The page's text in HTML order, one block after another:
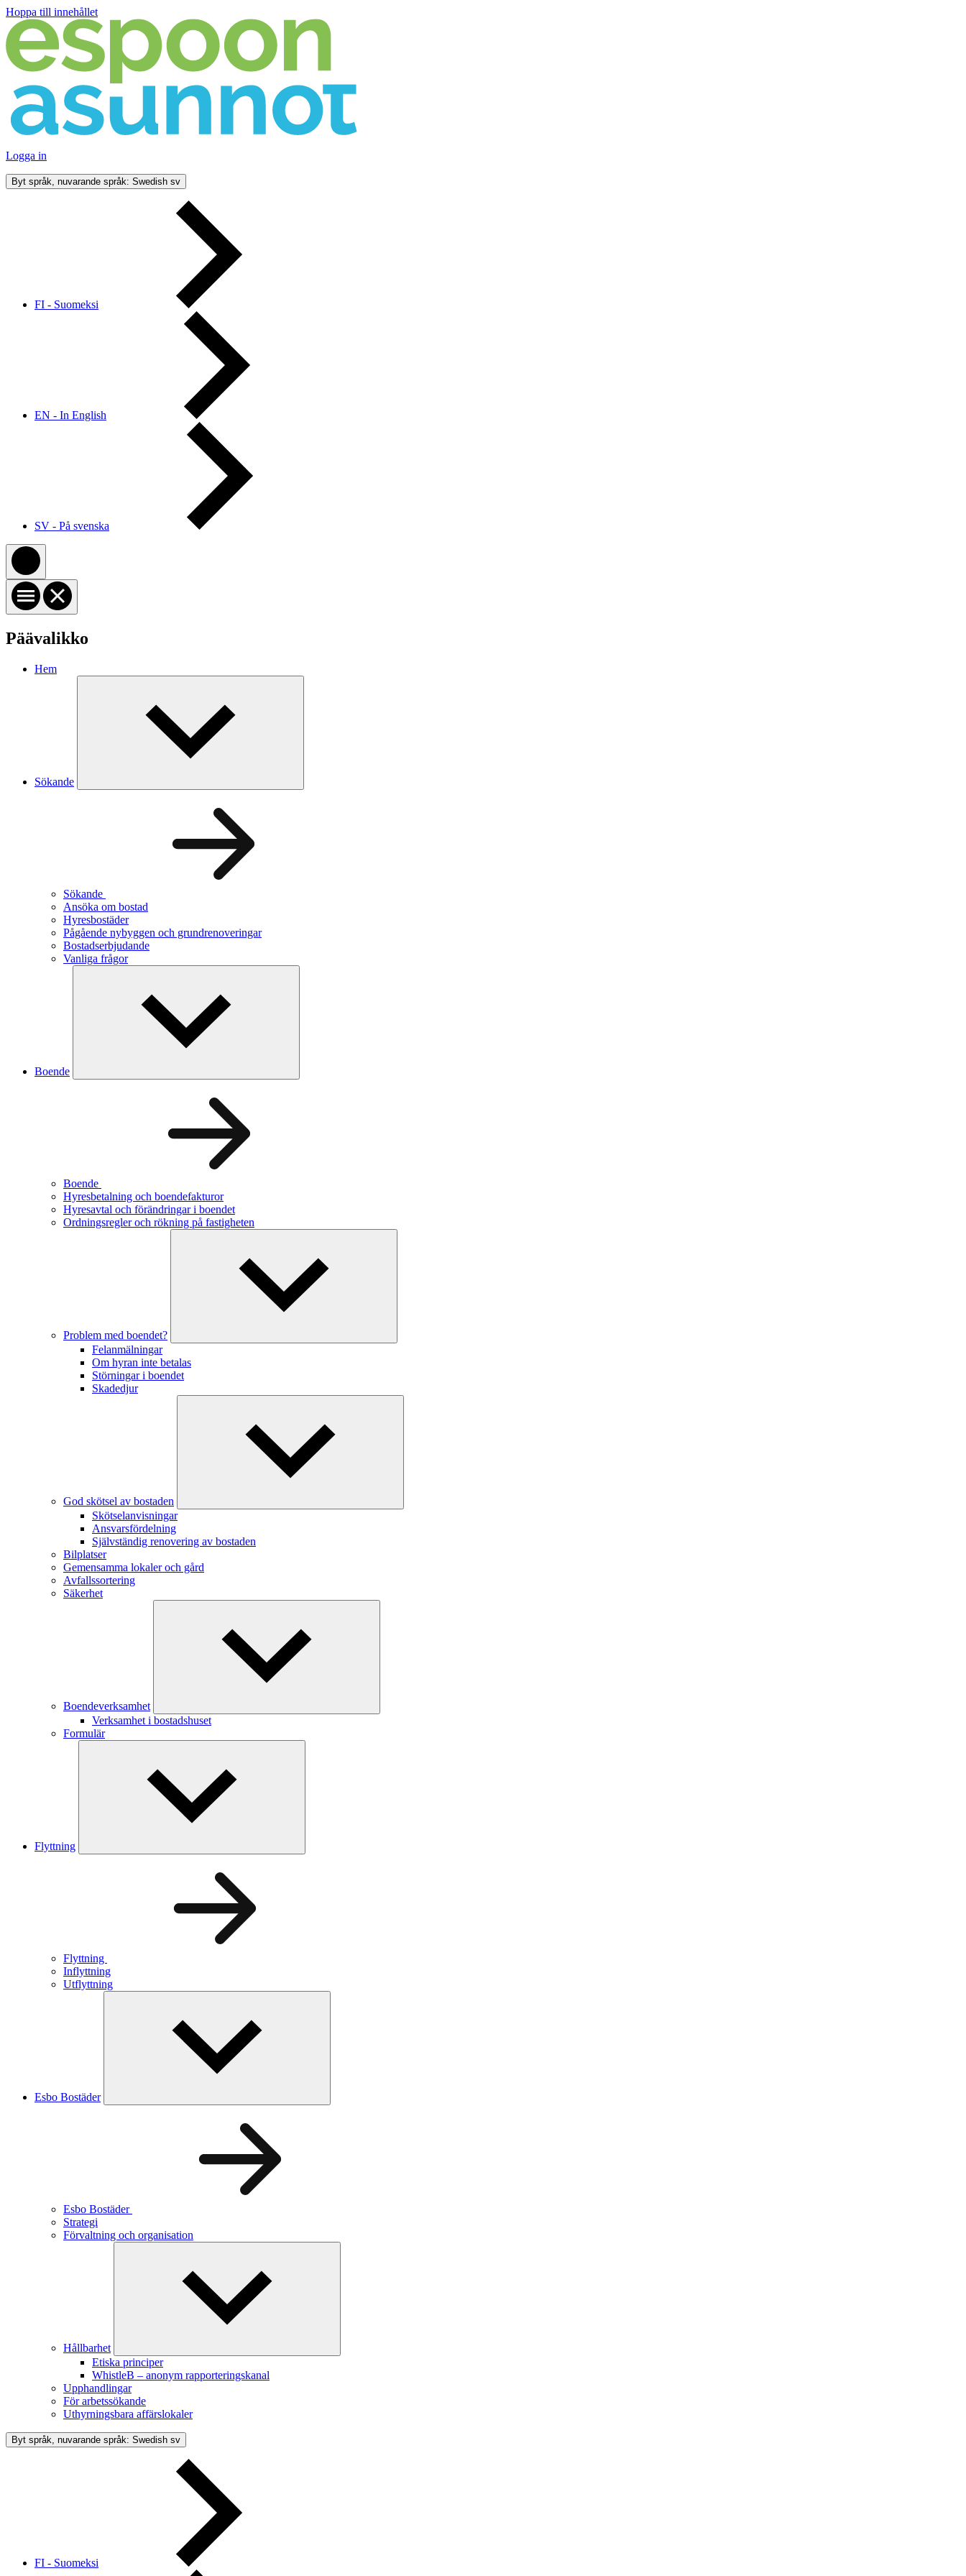
Hoppa till innehållet
Logga in
Byt språk, nuvarande språk: Swedish sv
FI - Suomeksi
EN - In English
SV - På svenska
Päävalikko
Hem
Sökande
Sökande
Ansöka om bostad
Hyresbostäder
Pågående nybyggen och grundrenoveringar
Bostadserbjudande
Vanliga frågor
Boende
Boende
Hyresbetalning och boendefakturor
Hyresavtal och förändringar i boendet
Ordningsregler och rökning på fastigheten
Problem med boendet?
Felanmälningar
Om hyran inte betalas
Störningar i boendet
Skadedjur
God skötsel av bostaden
Skötselanvisningar
Ansvarsfördelning
Självständig renovering av bostaden
Bilplatser
Gemensamma lokaler och gård
Avfallssortering
Säkerhet
Boendeverksamhet
Verksamhet i bostadshuset
Formulär
Flyttning
Flyttning
Inflyttning
Utflyttning
Esbo Bostäder
Esbo Bostäder
Strategi
Förvaltning och organisation
Hållbarhet
Etiska principer
WhistleB – anonym rapporteringskanal
Upphandlingar
För arbetssökande
Uthyrningsbara affärslokaler
Byt språk, nuvarande språk: Swedish sv
FI - Suomeksi